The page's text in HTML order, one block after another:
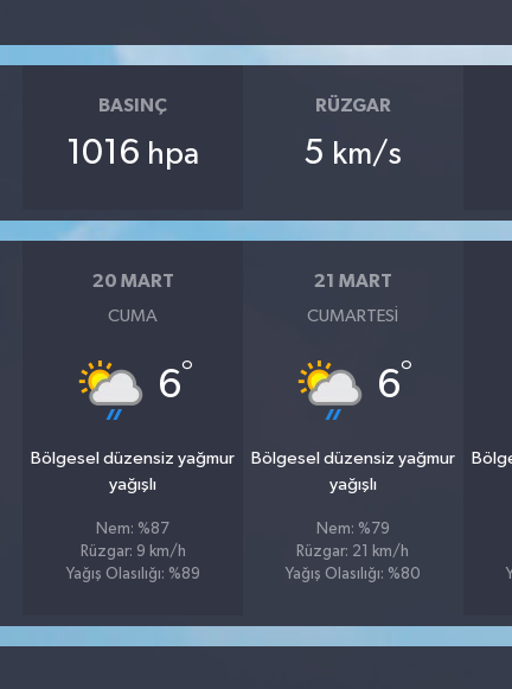
BASINÇ
1016 hpa
RÜZGAR
5 km/s
20 MART
CUMA
6°
Bölgesel düzensiz yağmur
yağışlı
Nem: %87
Rüzgar: 9 km/h
Yağış Olasılığı: %89
21 MART
CUMARTESI
6°
Bölgesel düzensiz yağmur
yağışlı
Nem: %79
Rüzgar: 21 km/h
Yağış Olasılığı: %80